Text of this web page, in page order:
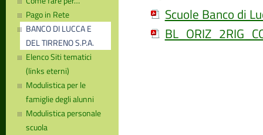
Pago in Rete
BANCO DI LUCCA E
DEL TIRRENO S.P.A.
Elenco Siti tematici
(links eterni)
Modulistica per le
famiglie degli alunni
Modulistica personale
scuola
Scuole Banco di